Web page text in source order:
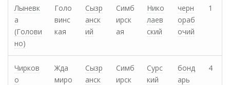
Лыневк
а
(Голови
но)
Голо
винс
кая
Сызр
анск
ий
Симб
ирск
ая
Нико
лаев
ский
черн
ораб
очий
1
Чирков
о
Жда
миро
Сызр
анск
Симб
ирск
Сурс
кий
бонд
арь
4